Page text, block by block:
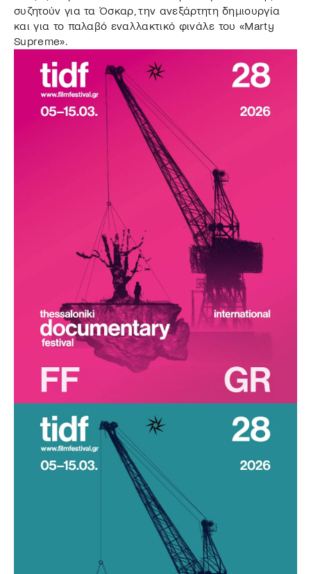
συζητούν για τα Όσκαρ, την ανεξάρτητη δημιουργία
και για το παλαβό εναλλακτικό φινάλε του «Marty
Supreme».